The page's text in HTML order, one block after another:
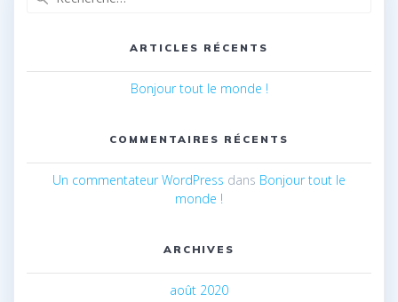
ARTICLES RÉCENTS
Bonjour tout le monde !
COMMENTAIRES RÉCENTS
Un commentateur WordPress dans Bonjour tout le
monde !
ARCHIVES
août 2020